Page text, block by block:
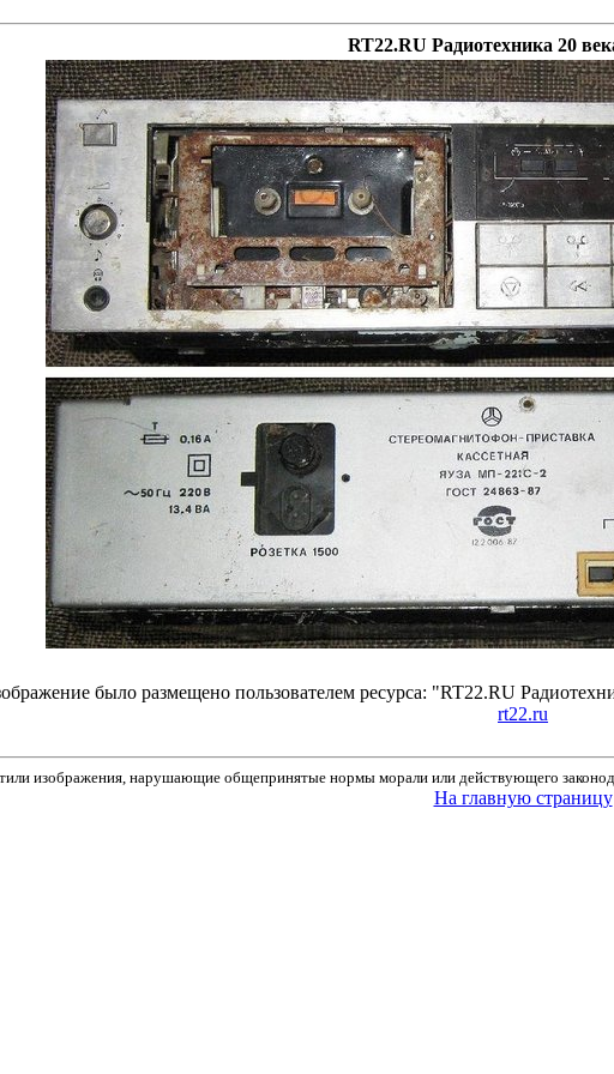
RT22.RU Радиотехника 20
было размещено пользователем ресурса: "RT22.RU
rt22.ru
изображения, нарушающие общепринятые нормы морали или действующего
На главную страницу